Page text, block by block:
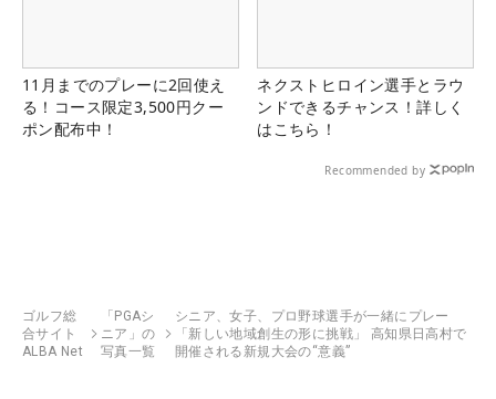
11月までのプレーに2回使え
る！コース限定3,500円クー
ポン配布中！
ネクストヒロイン選手とラウ
ンドできるチャンス！詳しく
はこちら！
Recommended by
ゴルフ総
合サイト
ALBA Net
「PGAシ
ニア」の
写真一覧
シニア、女子、プロ野球選手が一緒にプレー
「新しい地域創生の形に挑戦」 高知県日高村で
開催される新規大会の“意義”